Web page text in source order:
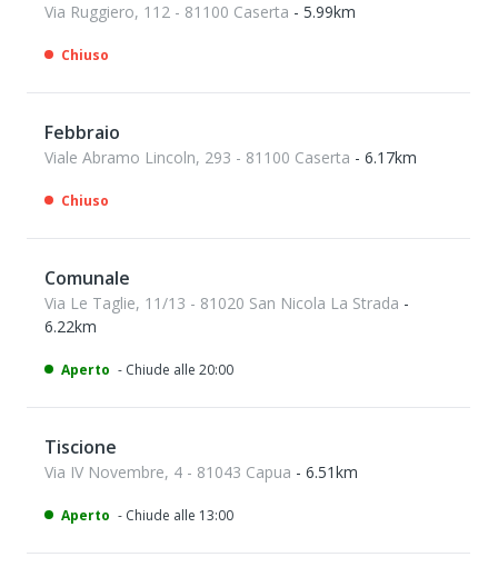
Via Ruggiero, 112 - 81100 Caserta - 5.99km
Chiuso
Febbraio
Viale Abramo Lincoln, 293 - 81100 Caserta - 6.17km
Chiuso
Comunale
Via Le Taglie, 11/13 - 81020 San Nicola La Strada -
6.22km
Aperto - Chiude alle 20:00
Tiscione
Via IV Novembre, 4 - 81043 Capua - 6.51km
Aperto - Chiude alle 13:00